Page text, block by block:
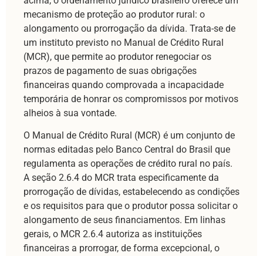
mecanismo de proteção ao produtor rural: o
alongamento ou prorrogação da dívida. Trata-se de
um instituto previsto no Manual de Crédito Rural
(MCR), que permite ao produtor renegociar os
prazos de pagamento de suas obrigações
financeiras quando comprovada a incapacidade
temporária de honrar os compromissos por motivos
alheios à sua vontade.
O Manual de Crédito Rural (MCR) é um conjunto de
normas editadas pelo Banco Central do Brasil que
regulamenta as operações de crédito rural no país.
A seção 2.6.4 do MCR trata especificamente da
prorrogação de dívidas, estabelecendo as condições
e os requisitos para que o produtor possa solicitar o
alongamento de seus financiamentos. Em linhas
gerais, o MCR 2.6.4 autoriza as instituições
financeiras a prorrogar, de forma excepcional, o